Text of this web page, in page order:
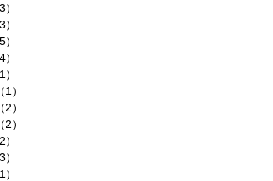
）
）
）
）
）
（1）
（2）
（2）
）
）
）